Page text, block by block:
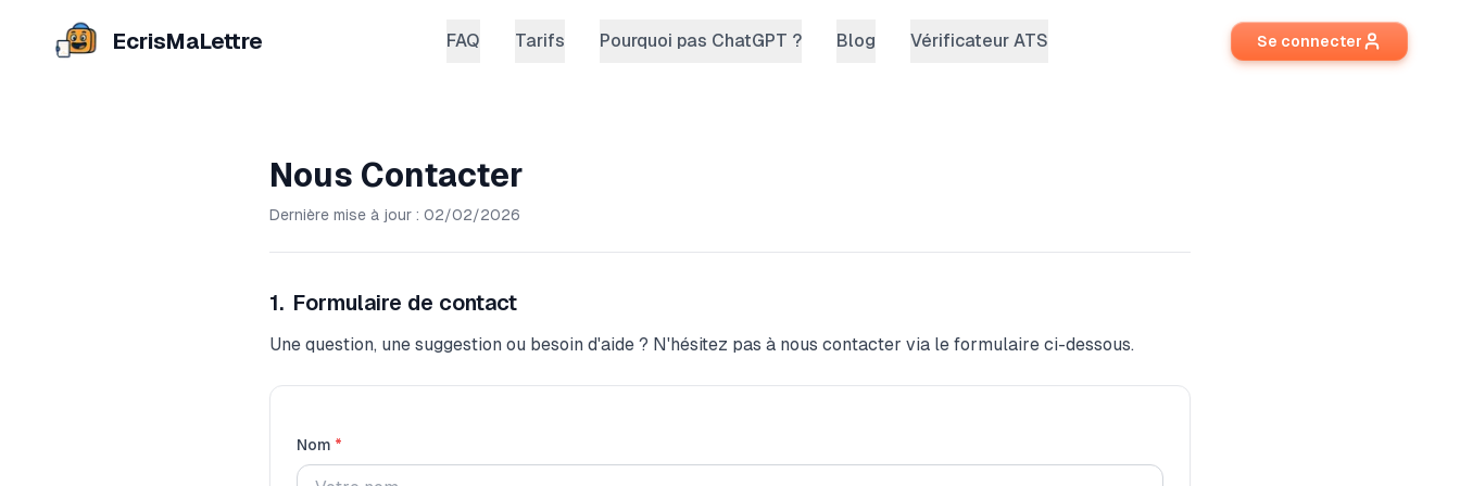
EcrisMaLettre FAQ Tarifs Pourquoi pas ChatGPT ? Blog Vérificateur ATS Se connecter
Nous Contacter
Dernière mise à jour : 02/02/2026
1. Formulaire de contact
Une question, une suggestion ou besoin d'aide ? N'hésitez pas à nous contacter via le formulaire ci-dessous.
Nom *